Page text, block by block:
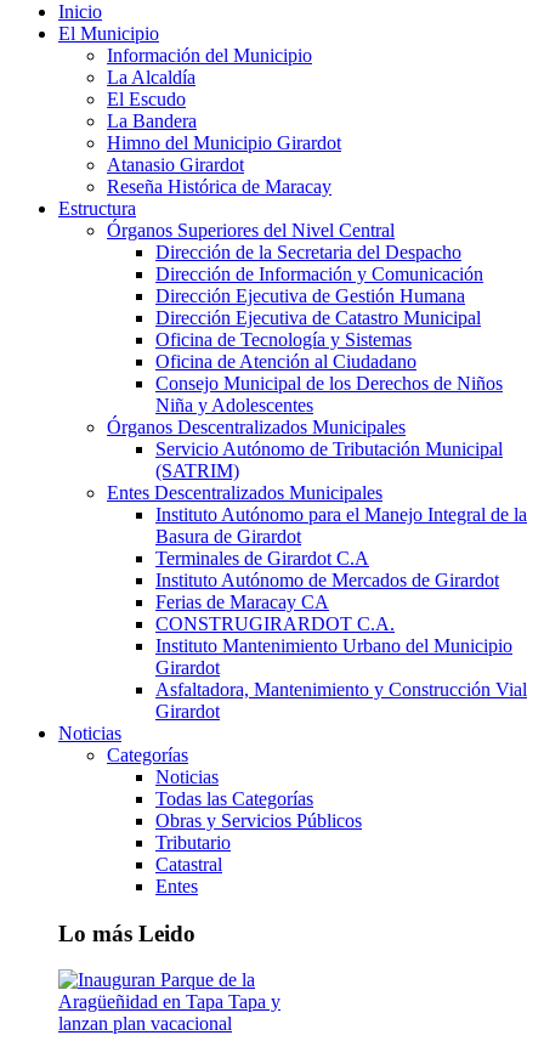
Inicio
El Municipio
Información del Municipio
La Alcaldía
El Escudo
La Bandera
Himno del Municipio Girardot
Atanasio Girardot
Reseña Histórica de Maracay
Estructura
Órganos Superiores del Nivel Central
Dirección de la Secretaria del Despacho
Dirección de Información y Comunicación
Dirección Ejecutiva de Gestión Humana
Dirección Ejecutiva de Catastro Municipal
Oficina de Tecnología y Sistemas
Oficina de Atención al Ciudadano
Consejo Municipal de los Derechos de Niños
Niña y Adolescentes
Órganos Descentralizados Municipales
Servicio Autónomo de Tributación Municipal
(SATRIM)
Entes Descentralizados Municipales
Instituto Autónomo para el Manejo Integral de la
Basura de Girardot
Terminales de Girardot C.A
Instituto Autónomo de Mercados de Girardot
Ferias de Maracay CA
CONSTRUGIRARDOT C.A.
Instituto Mantenimiento Urbano del Municipio
Girardot
Asfaltadora, Mantenimiento y Construcción Vial
Girardot
Noticias
Categorías
Noticias
Todas las Categorías
Obras y Servicios Públicos
Tributario
Catastral
Entes
Lo más Leido